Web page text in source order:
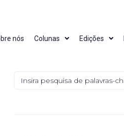
nós Colunas Edições